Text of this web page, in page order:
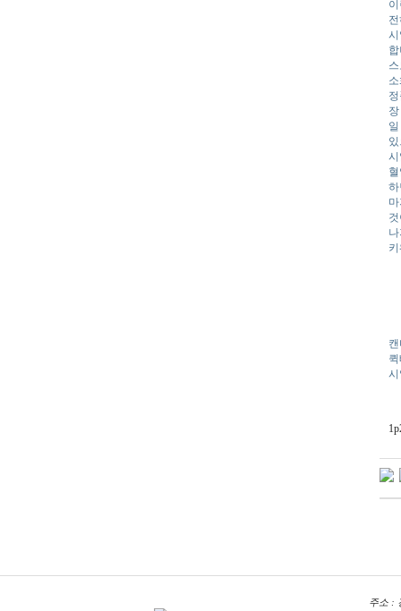
시
시
하
시
주소 :